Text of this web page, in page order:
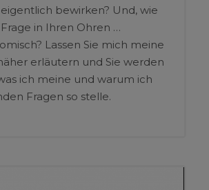
bewirken? Und, wie
in Ihren Ohren …
Lassen Sie mich meine
erläutern und Sie werden
ich meine und warum ich
Fragen so stelle.